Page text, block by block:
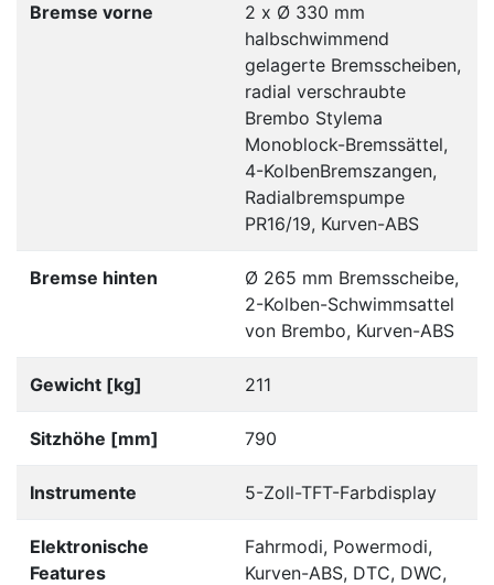
Bremse vorne
2 x Ø 330 mm
halbschwimmend
gelagerte Bremsscheiben,
radial verschraubte
Brembo Stylema
Monoblock-Bremssättel,
4-KolbenBremszangen,
Radialbremspumpe
PR16/19, Kurven-ABS
Bremse hinten
Ø 265 mm Bremsscheibe,
2-Kolben-Schwimmsattel
von Brembo, Kurven-ABS
Gewicht [kg] 211
Sitzhöhe [mm] 790
Instrumente 5-Zoll-TFT-Farbdisplay
Elektronische
Features
Fahrmodi, Powermodi,
Kurven-ABS, DTC, DWC,